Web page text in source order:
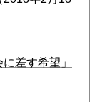
差す希望」